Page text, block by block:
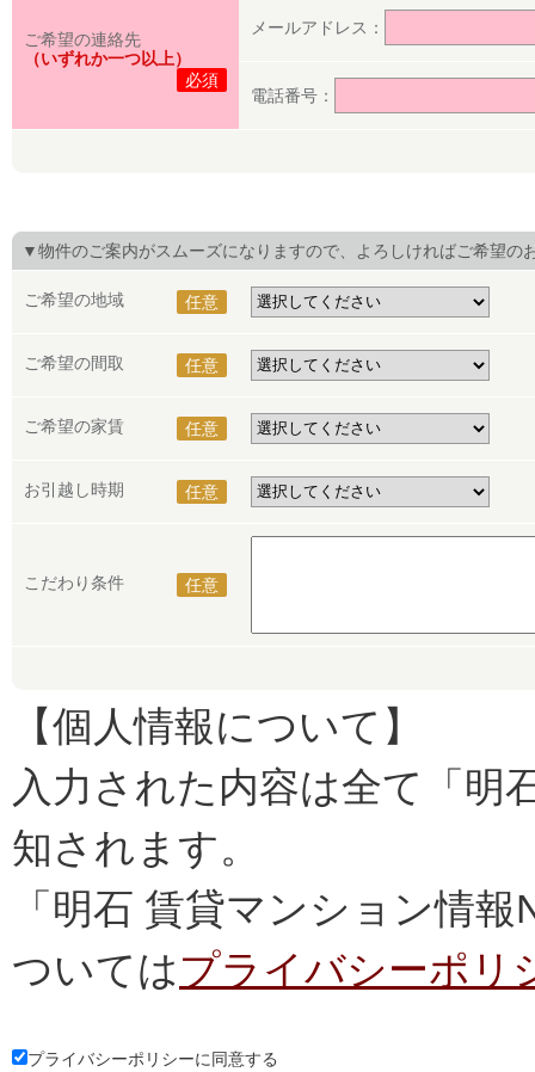
ご希望の連絡先
（いずれか一つ以上）
必須
メールアドレス：
電話番号：
▼物件のご案内がスムーズになりますので、よろしければご希望の
ご希望の地域 任意
ご希望の間取 任意
ご希望の家賃 任意
お引越し時期 任意
こだわり条件 任意
【個人情報について】
入力された内容は全て「明
知されます。
「明石 賃貸マンション情
ついてはプライバシーポリ
プライバシーポリシーに同意する